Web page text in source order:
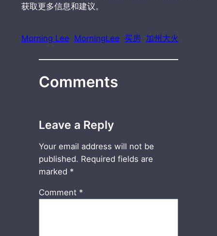
获取更多信息和建议。
Morning Lee MorningLee 买房 加州大火
Comments
Leave a Reply
Your email address will not be
published. Required fields are
marked *
Comment *